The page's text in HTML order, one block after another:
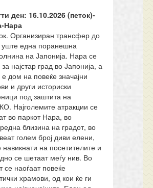
ден: 16.10.2026 (петок)-
Нара
Организиран трансфер до
една поранешна
на Јапонија. Нара се
најстар град во Јапонија, а
дом на повеќе значајни
и други историски
под заштита на
Најголемите атракции се
во паркот Нара, во
близина на градот, во
голем број диви елени,
навикнати на посетителите и
се шетаат меѓу нив. Во
се наоѓаат повеќе
храмови, од кои ќе ги